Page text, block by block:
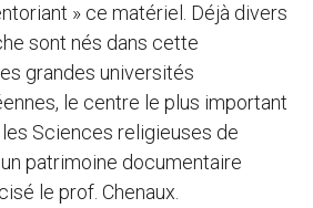
» ce matériel. Déjà divers
sont nés dans cette
grandes universités
le centre le plus important
Sciences religieuses de
patrimoine documentaire
le prof. Chenaux.